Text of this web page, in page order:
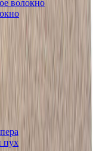
волокно
пух